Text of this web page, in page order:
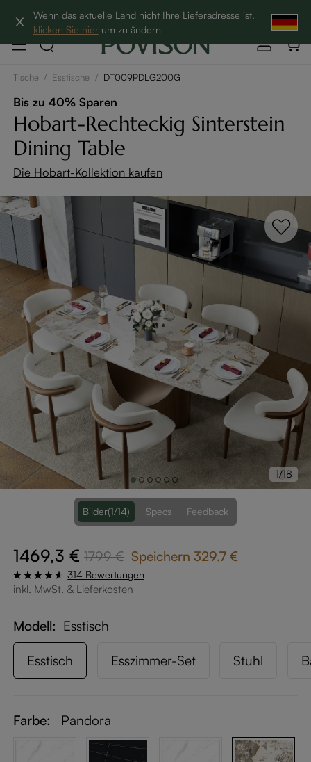
Wenn das aktuelle Land nicht Ihre Lieferadresse ist,
klicken Sie hierum zu ändern
Hottest Bundles| 12% Auf Beliebte Bundles→
Tische / Esstische / DT009PDLG200G
Bis zu 40% Sparen
Hobart-Rechteckig Sinterstein
Dining Table
Die Hobart-Kollektion kaufen
1/18
Bilder(1/14) Specs Feedback
1469,3 € 1799 € Speichern 329,7 €
314 Bewertungen
inkl. MwSt. & Lieferkosten
Modell Esstisch
Esstisch Esszimmer-Set Stuhl
Farbe: Pandora